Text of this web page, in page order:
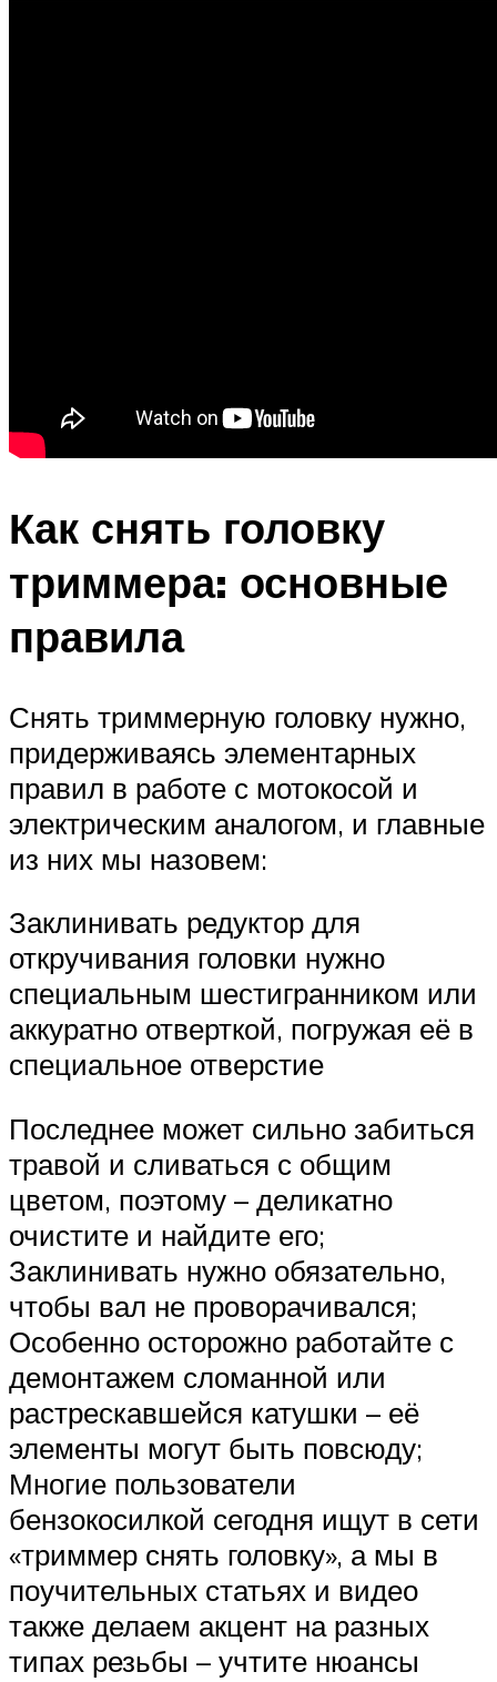
Как снять головку
триммера: основные
правила
Снять триммерную головку нужно,
придерживаясь элементарных
правил в работе с мотокосой и
электрическим аналогом, и главные
из них мы назовем:
Заклинивать редуктор для
откручивания головки нужно
специальным шестигранником или
аккуратно отверткой, погружая её в
специальное отверстие
Последнее может сильно забиться
травой и сливаться с общим
цветом, поэтому – деликатно
очистите и найдите его;
Заклинивать нужно обязательно,
чтобы вал не проворачивался;
Особенно осторожно работайте с
демонтажем сломанной или
растрескавшейся катушки – её
элементы могут быть повсюду;
Многие пользователи
бензокосилкой сегодня ищут в сети
«триммер снять головку», а мы в
поучительных статьях и видео
также делаем акцент на разных
типах резьбы – учтите нюансы